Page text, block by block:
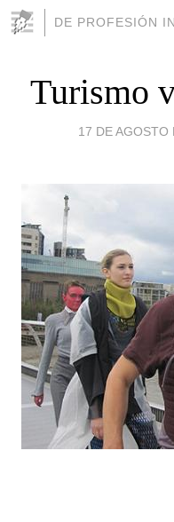
DE PROFESIÓN
Turismo
17 DE